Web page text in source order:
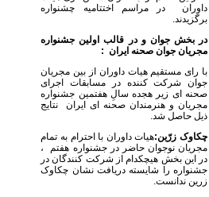
داوران در مراسم اختتامیه چشنواره
برگزیدند.
در بخش جوان و در قالب اولین جشنواره
مجریان جوان صحنه ایران :
با رای مستقیم هیات داوران از بین مجریان
جوان شرکت کننده در مسابقات اجرای
صحنه ای زیر هجده سالِ هفتمین جشنواره
مجریان و هنرمندان صحنه ای ایران نتایج
ذیل حاصل شد.
چکاوک زرّین:هیات داوران با احترام به تمام
مجریان نوجوان حاضر در جشنواره هفتم ،
در این بخش هیچکدام از شرکت کنندگان در
جشنواره را شایسته دریافت نشان چکاوک
زرین ندانست.